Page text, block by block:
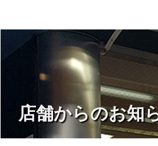
店舗からのお知